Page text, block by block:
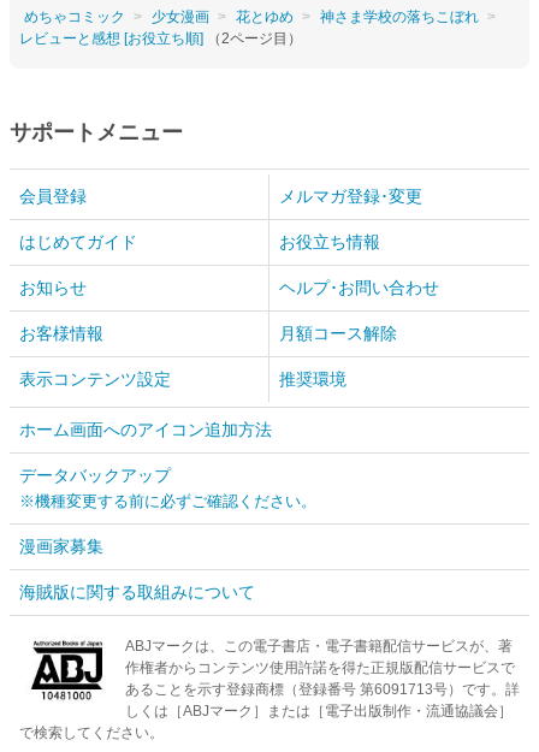
めちゃコミック 少女漫画 花とゆめ
神さま学校の落ちこぼれ
レビューと感想 [お役立ち順] （2ページ目）
サポートメニュー
会員登録 メルマガ登録･変更
はじめてガイド お役立ち情報
お知らせ ヘルプ･お問い合わせ
お客様情報 月額コース解除
表示コンテンツ設定 推奨環境
ホーム画面へのアイコン追加方法
データバックアップ
※機種変更する前に必ずご確認ください。
漫画家募集
海賊版に関する取組みについて
ABJマークは、この電子書店・電子書籍配信サービスが、著
作権者からコンテンツ使用許諾を得た正規版配信サービスで
あることを示す登録商標（登録番号 第6091713号）です。詳
しくは［ABJマーク］または［電子出版制作・流通協議会］
で検索してください。